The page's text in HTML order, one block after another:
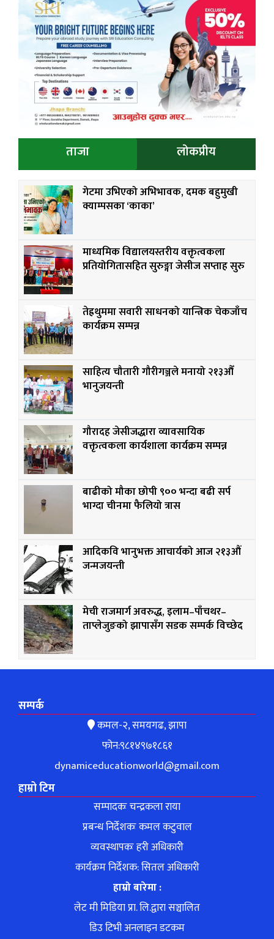
ताजा लोकप्रीय
गेटमा उभिएको अभिभावक, दमक बहुमुखी
क्याम्पसका ‘काका’
माध्यमिक विद्यालयस्तरीय वक्तृत्वकला
प्रतियोगितासहित सुरुङ्गा जेसीज सप्ताह सुरु
तेह्रथुममा सवारी साधनको यान्त्रिक चेकजाँच
कार्यक्रम सम्पन्न
साहित्य चौतारी गौरीगञ्जले मनायो २१३औँ
भानुजयन्ती
गौरादह जेसीजद्धारा व्यावसायिक
वक्तृत्वकला कार्यशाला कार्यक्रम सम्पन्न
बाढीको मौका छोपी ९०० भन्दा बढी सर्प
भाग्दा चीनमा फैलियो त्रास
आदिकवि भानुभक्त आचार्यको आज २१३औं
जन्मजयन्ती
मेची राजमार्ग अवरुद्ध, इलाम–पाँचथर–
ताप्लेजुङको झापासँग सडक सम्पर्क विच्छेद
सम्पर्क
कमल-२, समयगढ, झापा
फोन:९८१४९७१८६१
dynamiceducationworld@gmail.com
हाम्रो टिम
सम्पादकः चन्द्रकला राया
प्रबन्ध निर्देशकः कमल कटुवाल
व्यवस्थापकः हरी अधिकारी
कार्यक्रम निर्देशक: सितल अधिकारी
हाम्रो बारेमा :
लेट मी मिडिया प्रा. लि.द्वारा सञ्चालित
डिउ टिभी अनलाइन डटकम